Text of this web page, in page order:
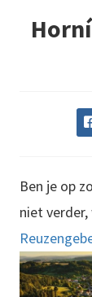
Ben je op
niet